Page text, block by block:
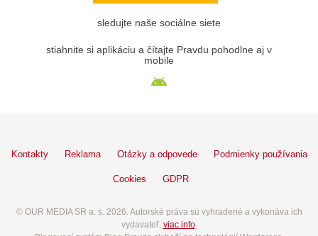
sledujte naše sociálne siete
stiahnite si aplikáciu a čítajte Pravdu pohodlne aj v
mobile
Kontakty Reklama Otázky a odpovede Podmienky používania
Cookies GDPR
© OUR MEDIA SR a. s. 2026. Autorské práva sú vyhradené a vykonáva ich
vydavateľ, viac info.